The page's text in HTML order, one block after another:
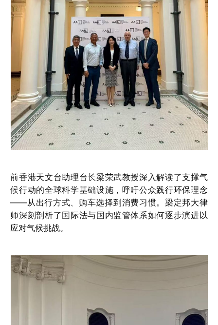
前香港天文台助理台长梁荣武教授深入解读了支撑气
候行动的全球科学基础设施，呼吁公众践行环保理念
——从出行方式、购车选择到消费习惯。梁定邦大律
师深刻剖析了国际法与国内监管体系如何逐步演进以
应对气候挑战。